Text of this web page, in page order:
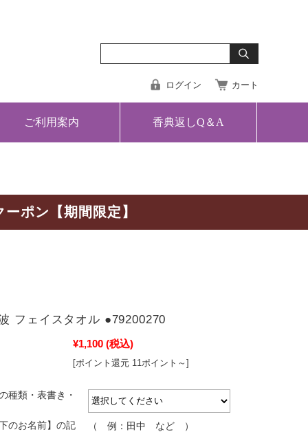
ログイン カート
ご利用案内 香典返しQ＆A
ポン【期間限定】
フェイスタオル ●79200270
¥1,100 (税込)
[ポイント還元 11ポイント～]
種類・表書き・
のお名前】の記
（ 例：田中 など ）